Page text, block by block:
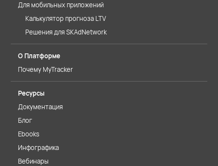
Для мобильных приложений
Калькулятор прогноза LTV
Решения для SKAdNetwork
О Платформе
Почему MyTracker
Ресурсы
Документация
Блог
Ebooks
Инфографика
Вебинары